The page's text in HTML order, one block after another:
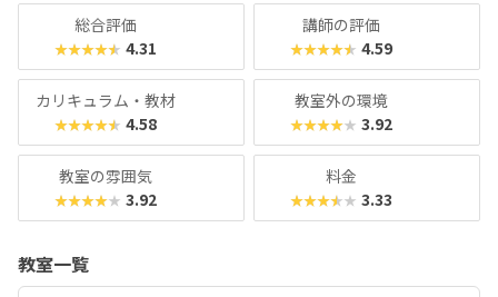
らず、子どもの好奇心の芽を養い、身近なテーマを通して思
考力を育めるスクールと言えるでしょう。
総合評価
★★★★★ 4.31
講師の評価
★★★★★ 4.59
カリキュラム・教材
★★★★★ 4.58
教室外の環境
★★★★★ 3.92
教室の雰囲気
★★★★★ 3.92
料金
★★★★★ 3.33
教室一覧